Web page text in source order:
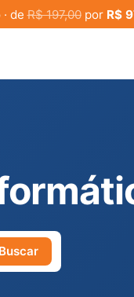
deR$ 197,00por R$
Buscar